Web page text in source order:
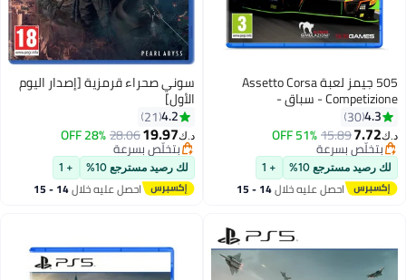
505 جيمز لعبة Assetto Corsa
Competizione - سباق -
playstation_5_ps5
4.3
30
د.ك‏7.72
15.89
51% OFF
بتخلّص بسرعة
بتخلّص بسرعة
لك رصيد مسترجع 10% + 1
احصل عليه خلال 14 - 15
سوني صحراء قرمزية [إصدار اليوم
الأول]
4.2
21
د.ك‏19.97
28.06
28% OFF
بتخلّص بسرعة
بتخلّص بسرعة
لك رصيد مسترجع 10% + 1
احصل عليه خلال 14 - 15